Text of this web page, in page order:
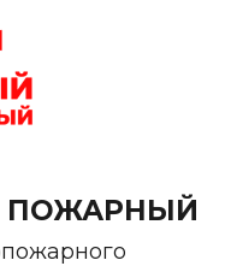
ПОЖАРНЫЙ